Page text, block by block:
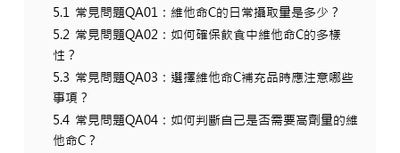
5.1 常見問題QA01：維他命C的日常攝取量是多少？
5.2 常見問題QA02：如何確保飲食中維他命C的多樣
性？
5.3 常見問題QA03：選擇維他命C補充品時應注意哪些
事項？
5.4 常見問題QA04：如何判斷自己是否需要高劑量的維
他命C？